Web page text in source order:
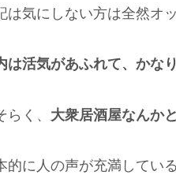
は気にしない方は全然オ
は活気があふれて、かな
らく、 大衆居酒屋なんか
的に人の声が充満してい